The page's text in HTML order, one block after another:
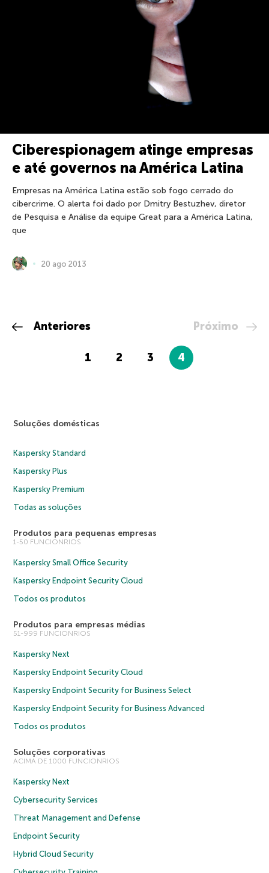
Ciberespionagem atinge empresas
e até governos na América Latina
Empresas na América Latina estão sob fogo cerrado do
cibercrime. O alerta foi dado por Dmitry Bestuzhev, diretor
de Pesquisa e Análise da equipe Great para a América Latina,
que
20 ago 2013
Anteriores
1 2 3 4
Próximo
Soluções domésticas
Kaspersky Standard
Kaspersky Plus
Kaspersky Premium
Todas as soluções
Produtos para pequenas empresas
1-50 FUNCIONRIOS
Kaspersky Small Office Security
Kaspersky Endpoint Security Cloud
Todos os produtos
Produtos para empresas médias
51-999 FUNCIONRIOS
Kaspersky Next
Kaspersky Endpoint Security Cloud
Kaspersky Endpoint Security for Business Select
Kaspersky Endpoint Security for Business Advanced
Todos os produtos
Soluções corporativas
ACIMA DE 1000 FUNCIONRIOS
Kaspersky Next
Cybersecurity Services
Threat Management and Defense
Endpoint Security
Hybrid Cloud Security